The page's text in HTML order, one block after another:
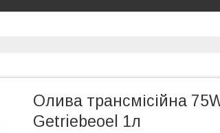
Олива трансмісійна
Getriebeoel 1л